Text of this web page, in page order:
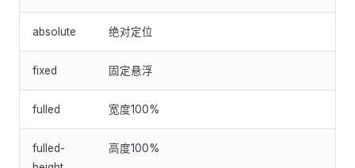
absolute 绝对定位
fixed 固定悬浮
fulled 宽度100%
fulled-
高度100%